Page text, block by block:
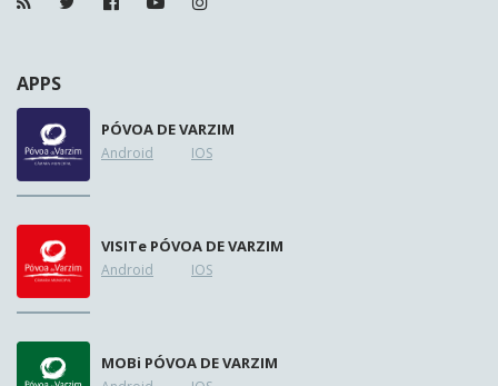
APPS
PÓVOA DE VARZIM
Android IOS
VISITe PÓVOA DE VARZIM
Android IOS
MOBi PÓVOA DE VARZIM